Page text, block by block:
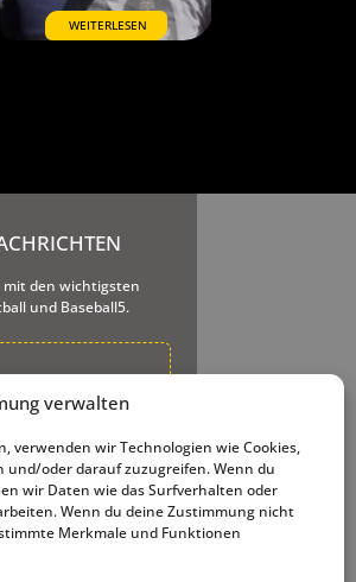
verwalten
verwenden wir Technologien wie Cookies,
oder darauf zuzugreifen. Wenn du
wir Daten wie das Surfverhalten oder
Wenn du deine Zustimmung nicht
Merkmale und Funktionen
WEITERLESEN
den wichtigsten
und Baseball5.
über unsere
steht jederzeit der
wir in jede